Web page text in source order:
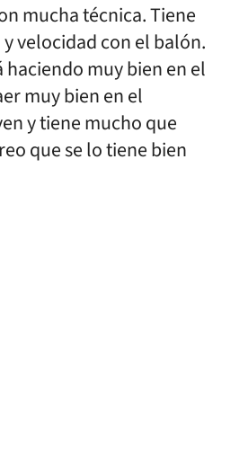
mucha técnica. Tiene
velocidad con el balón.
haciendo muy bien en el
muy bien en el
y tiene mucho que
que se lo tiene bien